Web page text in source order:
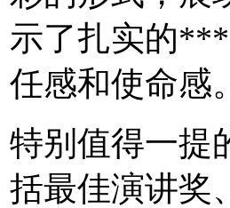
示了扎实的
任感和使命感。
特别值得一提
括最佳演讲奖